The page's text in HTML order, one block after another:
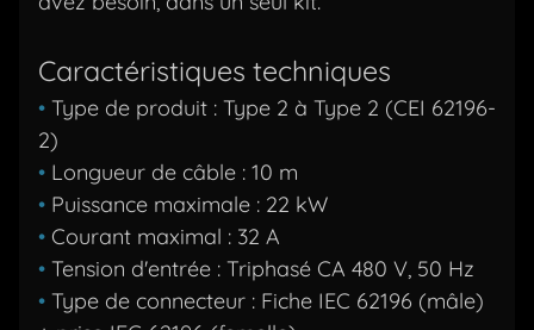
Caractéristiques techniques
• Type de produit : Type 2 à Type 2 (CEI 62196-
2)
• Longueur de câble : 10 m
• Puissance maximale : 22 kW
• Courant maximal : 32 A
• Tension d'entrée : Triphasé CA 480 V, 50 Hz
• Type de connecteur : Fiche IEC 62196 (mâle)